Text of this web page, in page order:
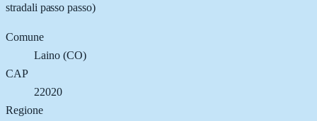
stradali passo passo)
Comune
Laino(CO)
CAP
22020
Regione